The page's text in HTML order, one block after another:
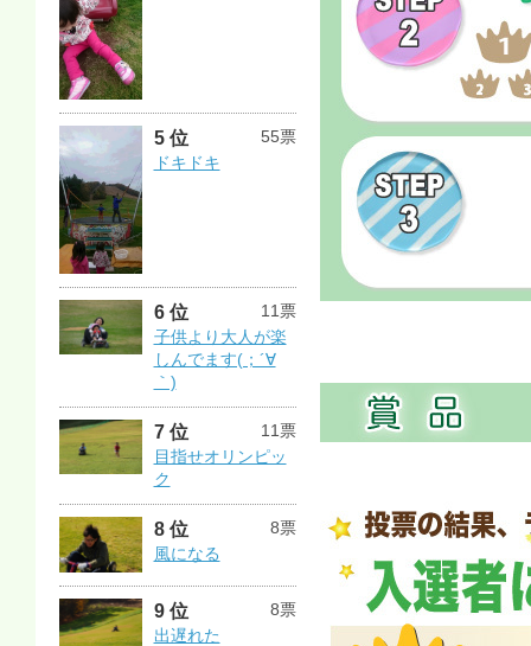
5 位
55票
ドキドキ
6 位
11票
子供より大人が楽
しんでます(；´∀
｀)
7 位
11票
目指せオリンピッ
ク
8 位
8票
風になる
9 位
8票
出遅れた